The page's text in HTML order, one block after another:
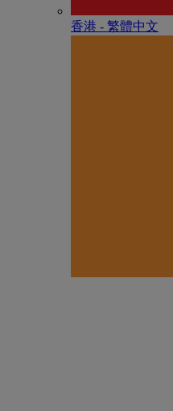
香港 - 繁體中文